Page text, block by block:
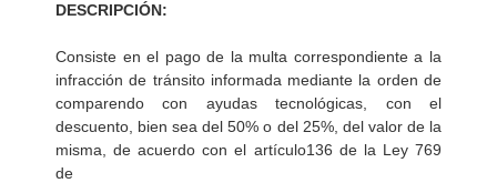
DESCRIPCIÓN:
Consiste en el pago de la multa correspondiente a la
infracción de tránsito informada mediante la orden de
comparendo con ayudas tecnológicas, con el
descuento, bien sea del 50% o del 25%, del valor de la
misma, de acuerdo con el artículo136 de la Ley 769
de